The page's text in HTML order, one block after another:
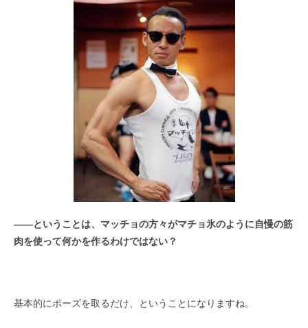
――ということは、マッチョの方々がマチョ氷のように自慢の筋
肉を使って何かを作るわけではない？
基本的にポーズを取るだけ、ということになりますね。